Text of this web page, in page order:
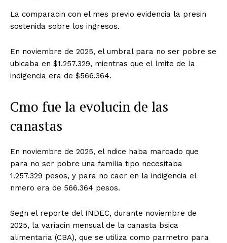
La comparacin con el mes previo evidencia la presin
sostenida sobre los ingresos.
En noviembre de 2025, el umbral para no ser pobre se
ubicaba en $1.257.329, mientras que el lmite de la
indigencia era de $566.364.
Cmo fue la evolucin de las
canastas
En noviembre de 2025, el ndice haba marcado que
para no ser pobre una familia tipo necesitaba
1.257.329 pesos, y para no caer en la indigencia el
nmero era de 566.364 pesos.
Segn el reporte del INDEC, durante noviembre de
2025, la variacin mensual de la canasta bsica
alimentaria (CBA), que se utiliza como parmetro para